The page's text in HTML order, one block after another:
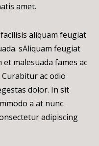
amet.
aliquam feugiat
sAliquam feugiat
malesuada fames ac
ac odio
dolor. In sit
a at nunc.
adipiscing